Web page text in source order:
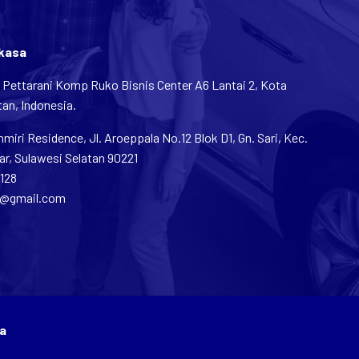
Pettarani Komp Ruko Bisnis Center A6 Lantai 2, Kota
Indonesia.
Residence, Jl. Aroeppala No.12 Blok D1, Gn. Sari, Kec.
Sulawesi Selatan 90221